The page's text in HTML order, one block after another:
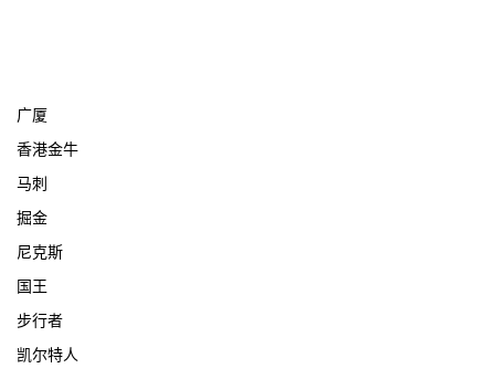
广厦
香港金牛
马刺
掘金
尼克斯
国王
步行者
凯尔特人